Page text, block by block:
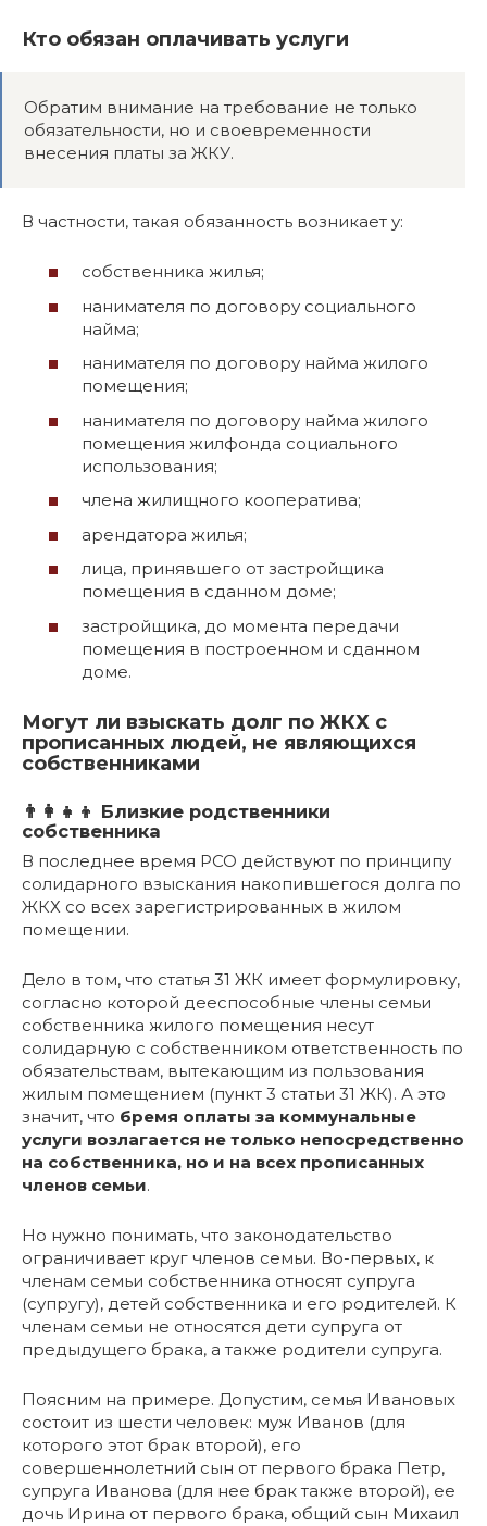
Кто обязан оплачивать услуги
Обратим внимание на требование не только
обязательности, но и своевременности
внесения платы за ЖКУ.
В частности, такая обязанность возникает у:
собственника жилья;
нанимателя по договору социального
найма;
нанимателя по договору найма жилого
помещения;
нанимателя по договору найма жилого
помещения жилфонда социального
использования;
члена жилищного кооператива;
арендатора жилья;
лица, принявшего от застройщика
помещения в сданном доме;
застройщика, до момента передачи
помещения в построенном и сданном
доме.
Могут ли взыскать долг по ЖКХ с
прописанных людей, не являющихся
собственниками
👨‍👩‍👧‍👦 Близкие родственники
собственника
В последнее время РСО действуют по принципу
солидарного взыскания накопившегося долга по
ЖКХ со всех зарегистрированных в жилом
помещении.
Дело в том, что статья 31 ЖК имеет формулировку,
согласно которой дееспособные члены семьи
собственника жилого помещения несут
солидарную с собственником ответственность по
обязательствам, вытекающим из пользования
жилым помещением (пункт 3 статьи 31 ЖК). А это
значит, что бремя оплаты за коммунальные
услуги возлагается не только непосредственно
на собственника, но и на всех прописанных
членов семьи.
Но нужно понимать, что законодательство
ограничивает круг членов семьи. Во-первых, к
членам семьи собственника относят супруга
(супругу), детей собственника и его родителей. К
членам семьи не относятся дети супруга от
предыдущего брака, а также родители супруга.
Поясним на примере. Допустим, семья Ивановых
состоит из шести человек: муж Иванов (для
которого этот брак второй), его
совершеннолетний сын от первого брака Петр,
супруга Иванова (для нее брак также второй), ее
дочь Ирина от первого брака, общий сын Михаил